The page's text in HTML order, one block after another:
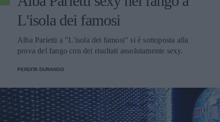
L'isola dei famosi
Alba Parietti a "L'isola dei famosi" si è sottoposta alla
prova del fango con dei risultati assolutamente sexy.
PERDITA DURANGO